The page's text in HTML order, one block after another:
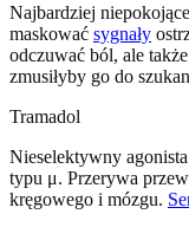
Najbardziej
maskować sygnały
odczuwać ból, ale
zmusiłyby go do
Tramadol
Nieselektywny
typu μ. Przerywa
kręgowego i mózgu.